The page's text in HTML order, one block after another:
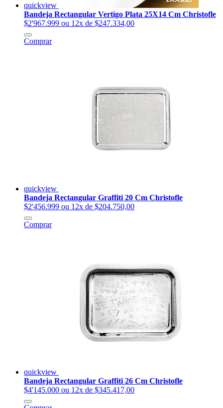
quickview
Bandeja Rectangular Vertigo Plata 25X14 Cm Christofle
$2'967.999 ou 12x de $247.334,00
Comprar
quickview
Bandeja Rectangular Graffiti 20 Cm Christofle
$2'456.999 ou 12x de $204.750,00
Comprar
quickview
Bandeja Rectangular Graffiti 26 Cm Christofle
$4'145.000 ou 12x de $345.417,00